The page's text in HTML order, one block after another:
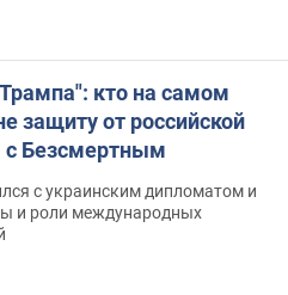
кто на самом
защиту от российской
с Безсмертным
с украинским дипломатом и
и роли международных